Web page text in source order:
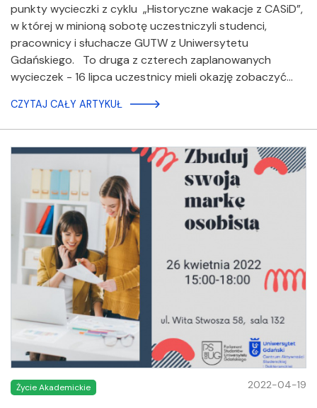
punkty wycieczki z cyklu „Historyczne wakacje z CASiD”,
w której w minioną sobotę uczestniczyli studenci,
pracownicy i słuchacze GUTW z Uniwersytetu
Gdańskiego. To druga z czterech zaplanowanych
wycieczek - 16 lipca uczestnicy mieli okazję zobaczyć…
CZYTAJ CAŁY ARTYKUŁ
Życie Akademickie 2022-04-19